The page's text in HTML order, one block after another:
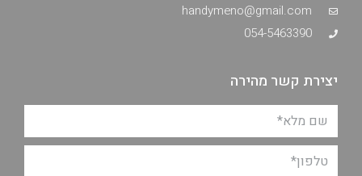
handymeno@gmail.com
054-5463390
יצירת קשר מהירה